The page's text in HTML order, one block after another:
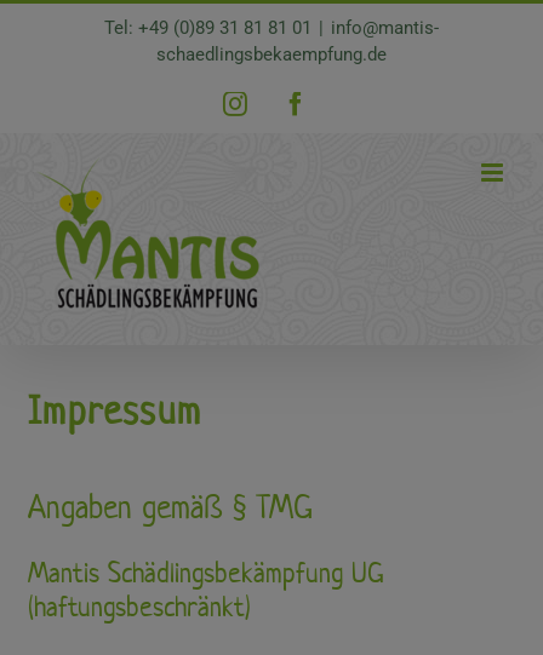
Tel: +49 (0)89 31 81 81 01 | info@mantis-
schaedlingsbekaempfung.de
Instagram
Impressum
Angaben gemäß § TMG
Mantis Schädlingsbekämpfung UG
(haftungsbeschränkt)